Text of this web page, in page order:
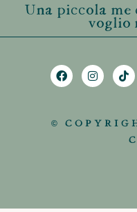
Una piccola me
voglio
©